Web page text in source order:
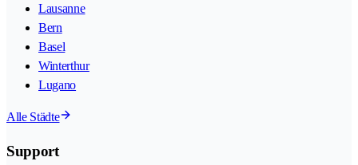
Lausanne
Bern
Basel
Winterthur
Lugano
Alle Städte
Support